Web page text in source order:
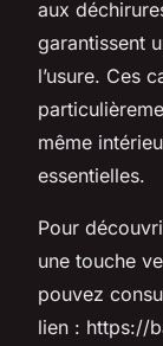
aux
garantissent
l’usure. Ces
même
essentielles.
Pour
une touche
pouvez
lien : https://